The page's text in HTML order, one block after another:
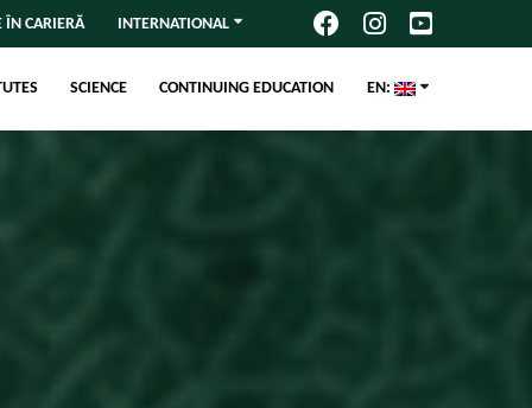
ÎN CARIERĂ INTERNATIONAL
SCIENCE CONTINUING EDUCATION EN: